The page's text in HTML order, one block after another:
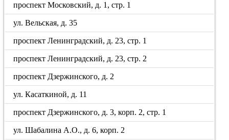
проспект Московский, д. 1, стр. 1
ул. Вельская, д. 35
проспект Ленинградский, д. 23, стр. 1
проспект Ленинградский, д. 23, стр. 2
проспект Дзержинского, д. 2
ул. Касаткиной, д. 11
проспект Дзержинского, д. 3, корп. 2, стр. 1
ул. Шабалина А.О., д. 6, корп. 2